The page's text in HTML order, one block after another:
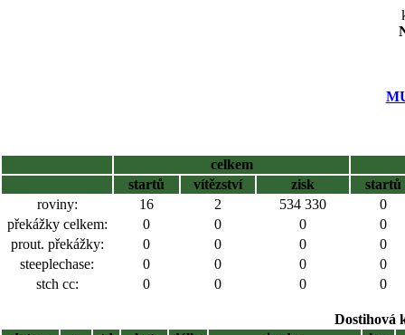
celkem
startů
vítězství zisk
startů
roviny:
16 2 534 330
0
překážky celkem:
0 0 0
0
prout. překážky:
0 0 0
0
steeplechase:
0 0 0
0
stch cc:
0 0 0 0
Dostihová